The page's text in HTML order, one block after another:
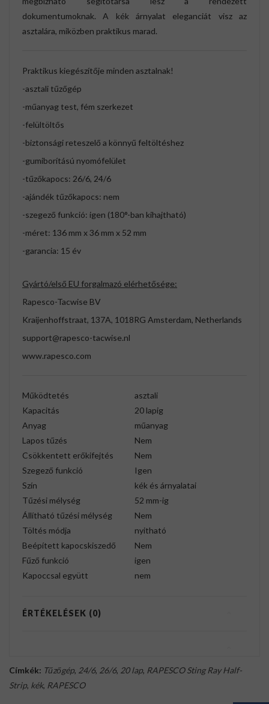
dokumentumoknak. A kék árnyalat eleganciát visz az
asztalára, miközben praktikus marad.
Praktikus kiegészítője minden asztalnak!
-asztali tűzőgép
-műanyag test, fém szerkezet
-felültöltős
-biztonsági reteszelő a könnyű feltöltéshez
-gumiborítású nyomófelület
-tűzőkapocs: 26/6, 24/6
-ajándék tűzőkapocs: nem
-szegező funkció: igen (180°-ban kihajtható)
-méret: 136 mm x 36 mm x 52 mm
-garancia: 15 év
Gyártó/első EU forgalmazó elérhetősége:
Rapesco-Tacwise BV
Kraijenhoffstraat, 137A, 1018RG Amsterdam, Netherlands
support@rapesco-tacwise.nl
www.rapesco.com
Működtetés
asztali
Kapacitás
20 lapig
Anyag
műanyag
Lapos tűzés
Nem
Csökkentett erőkifejtés
Nem
Szegező funkció
Igen
Szín
kék és árnyalatai
Tűzési mélység
52 mm-ig
Állítható tűzési mélység
Nem
Töltés módja
nyitható
Beépített kapocskiszedő
Nem
Fűző funkció
igen
Kapoccsal együtt
nem
ÉRTÉKELÉSEK (0)
Címkék: Tűzőgép, 24/6, 26/6, 20 lap, RAPESCO Sting Ray Half-
Strip, kék, RAPESCO